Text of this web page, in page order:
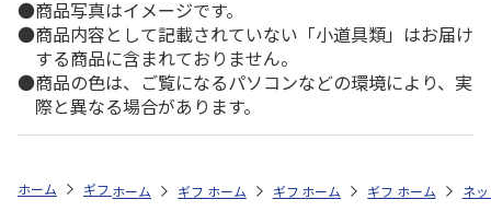
商品写真はイメージです。
商品内容として記載されていない「小道具類」はお届け
する商品に含まれておりません。
商品の色は、ご覧になるパソコンなどの環境により、実
際と異なる場合があります。
ホーム ギフト通販 内祝い・お返し 結婚内祝い 予算で探す（
ホーム ギフト通販 内祝い・お返し 出産内祝い
ホーム ギフト通販 内祝い・お返し
ホーム ギフト通販 内
ホーム ネ